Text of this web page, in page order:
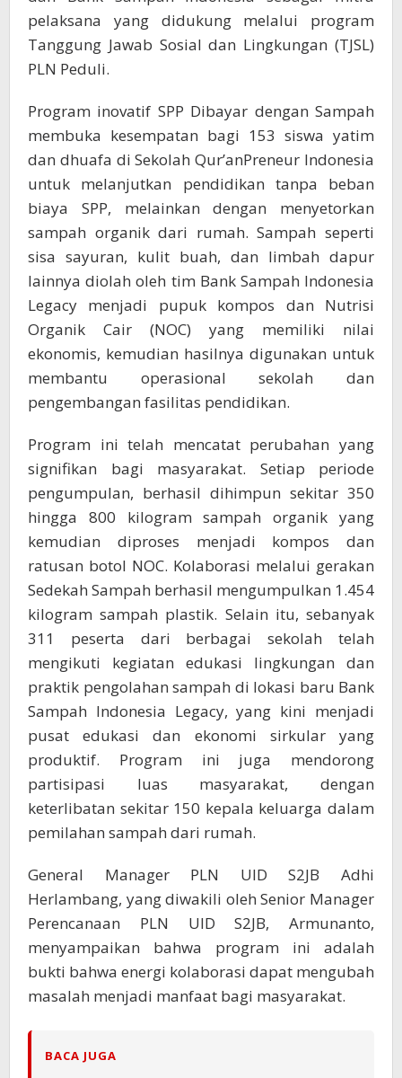
pelaksana yang didukung melalui program
Tanggung Jawab Sosial dan Lingkungan (TJSL)
PLN Peduli.
Program inovatif SPP Dibayar dengan Sampah
membuka kesempatan bagi 153 siswa yatim
dan dhuafa di Sekolah Qur’anPreneur Indonesia
untuk melanjutkan pendidikan tanpa beban
biaya SPP, melainkan dengan menyetorkan
sampah organik dari rumah. Sampah seperti
sisa sayuran, kulit buah, dan limbah dapur
lainnya diolah oleh tim Bank Sampah Indonesia
Legacy menjadi pupuk kompos dan Nutrisi
Organik Cair (NOC) yang memiliki nilai
ekonomis, kemudian hasilnya digunakan untuk
membantu operasional sekolah dan
pengembangan fasilitas pendidikan.
Program ini telah mencatat perubahan yang
signifikan bagi masyarakat. Setiap periode
pengumpulan, berhasil dihimpun sekitar 350
hingga 800 kilogram sampah organik yang
kemudian diproses menjadi kompos dan
ratusan botol NOC. Kolaborasi melalui gerakan
Sedekah Sampah berhasil mengumpulkan 1.454
kilogram sampah plastik. Selain itu, sebanyak
311 peserta dari berbagai sekolah telah
mengikuti kegiatan edukasi lingkungan dan
praktik pengolahan sampah di lokasi baru Bank
Sampah Indonesia Legacy, yang kini menjadi
pusat edukasi dan ekonomi sirkular yang
produktif. Program ini juga mendorong
partisipasi luas masyarakat, dengan
keterlibatan sekitar 150 kepala keluarga dalam
pemilahan sampah dari rumah.
General Manager PLN UID S2JB Adhi
Herlambang, yang diwakili oleh Senior Manager
Perencanaan PLN UID S2JB, Armunanto,
menyampaikan bahwa program ini adalah
bukti bahwa energi kolaborasi dapat mengubah
masalah menjadi manfaat bagi masyarakat.
BACA JUGA